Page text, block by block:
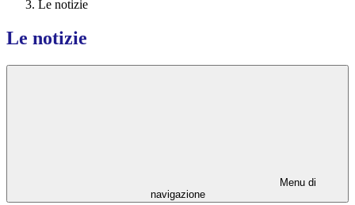
Le notizie
Le notizie
Menu di
navigazione